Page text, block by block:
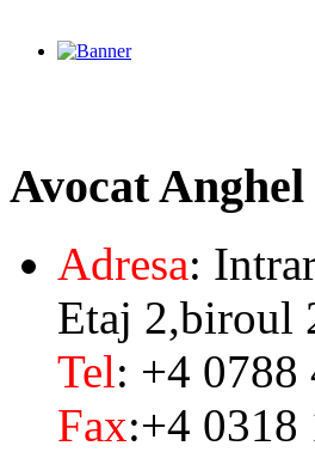
AvocatAnghel
Adresa:
Etaj 2,biroul
Tel: +4 0788
Fax:+4 0318